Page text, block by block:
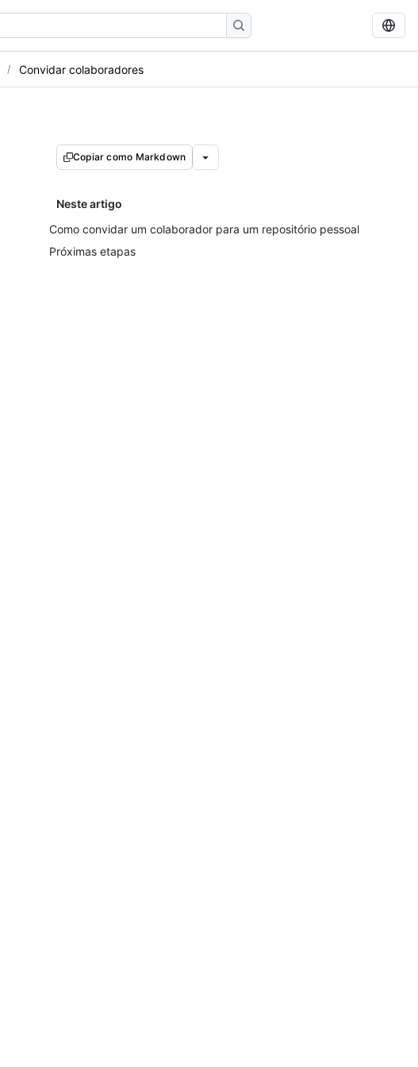
Convidar colaboradores
Copiar como Markdown
Neste artigo
Como convidar um colaborador para um repositório pessoal
Próximas etapas